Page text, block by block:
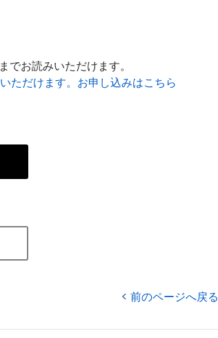
でお読みいただけます。
ただけます。お申し込みはこちら
前のページへ戻る